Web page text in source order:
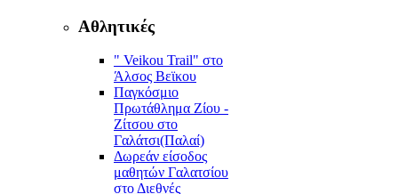
Αθλητικές
" Veikou Trail" στο
Άλσος Βεϊκου
Παγκόσμιο
Πρωτάθλημα Ζίου -
Ζίτσου στο
Γαλάτσι(Παλαί)
Δωρεάν είσοδος
μαθητών Γαλατσίου
στο Διεθνές